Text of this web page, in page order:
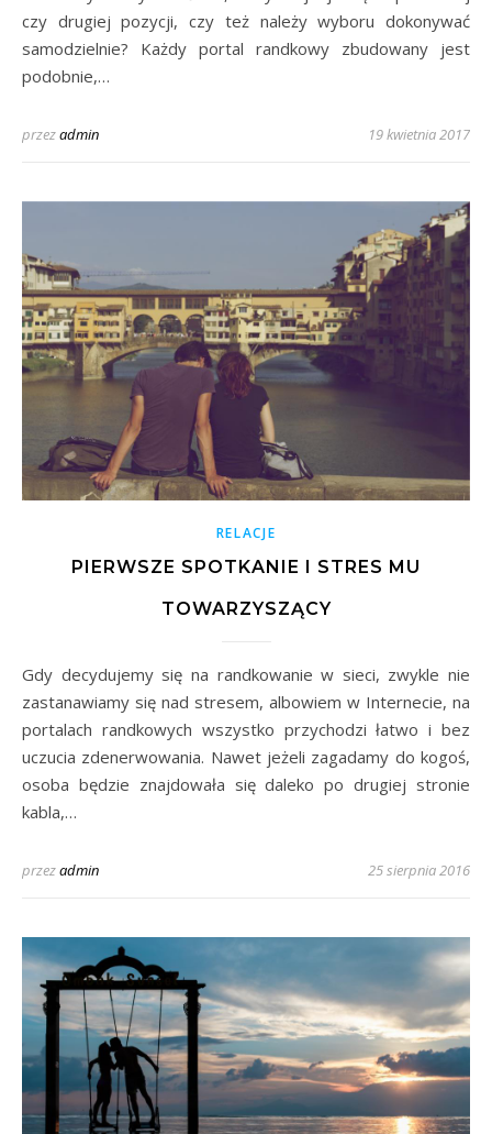
czy drugiej pozycji, czy też należy wyboru dokonywać
samodzielnie? Każdy portal randkowy zbudowany jest
podobnie,…
przezadmin 19 kwietnia 2017
RELACJE
PIERWSZE SPOTKANIE I STRES MU
TOWARZYSZĄCY
Gdy decydujemy się na randkowanie w sieci, zwykle nie
zastanawiamy się nad stresem, albowiem w Internecie, na
portalach randkowych wszystko przychodzi łatwo i bez
uczucia zdenerwowania. Nawet jeżeli zagadamy do kogoś,
osoba będzie znajdowała się daleko po drugiej stronie
kabla,…
przezadmin 25 sierpnia 2016